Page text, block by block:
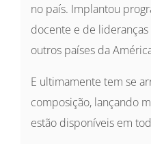
no país. Implantou
docente e de
outros países da
E ultimamente tem se
composição, lançando
estão disponíveis em